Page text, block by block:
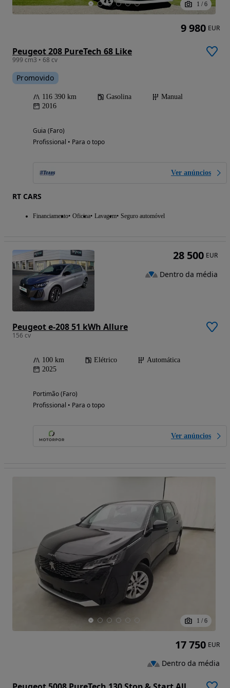
1 / 6
Peugeot 208 PureTech 68 Like
999 cm3 • 68 cv
Promovido
116 390 km Gasolina
Manual
2016
Guia (Faro)
Profissional • Para o topo
Ver anúncios
RT CARS
Financiamento Oficina Lavagem Seguro automóvel
9 980 EUR
Peugeot e-208 51 kWh Allure
156 cv
100 km Elétrico
Automática
2025
Portimão (Faro)
Profissional • Para o topo
Ver anúncios
28 500 EUR
Dentro da média
1 / 6
17 750 EUR
Dentro da média